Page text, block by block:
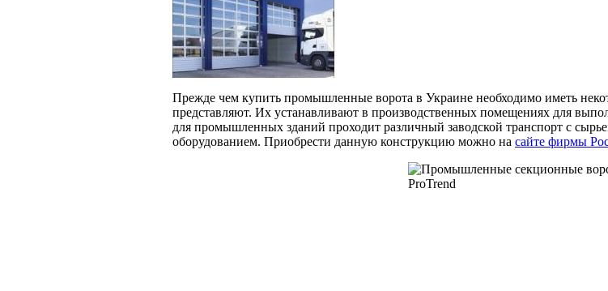
Прежде чем купить промышленные ворота в Украине необходимо иметь
представляют. Их устанавливают в производственных помещениях для
для промышленных зданий проходит различный заводской транспорт с
оборудованием. Приобрести данную конструкцию можно на сайте фирмы